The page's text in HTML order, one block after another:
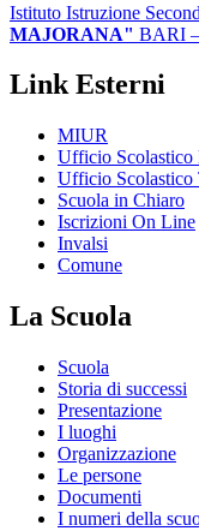
Istituto Istruzione
MAJORANA" BARI
Link Esterni
MIUR
Ufficio Scolastico
Ufficio Scolastico
Scuola in Chiaro
Iscrizioni On Line
Invalsi
Comune
La Scuola
Scuola
Storia di successi
Presentazione
I luoghi
Organizzazione
Le persone
Documenti
I numeri della